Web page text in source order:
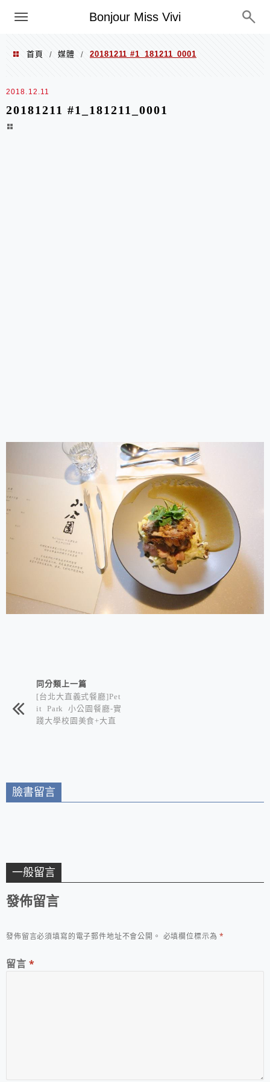
Bonjour Miss Vivi
選單
首頁 / 媒體 / 20181211 #1_181211_0001
2018.12.11
20181211 #1_181211_0001
相連文章同分類上一篇
[台北大直義式餐廳]Pet
it Park 小公園餐廳-實
踐大學校園美食+大直
臉書留言
一般留言
發佈留言
發佈留言必須填寫的電子郵件地址不會公開。 必填欄位標示為*
留言 *